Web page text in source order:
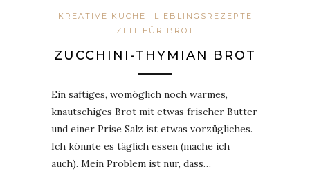
KREATIVE KÜCHE
LIEBLINGSREZEPTE
ZEIT FÜR BROT
ZUCCHINI-THYMIAN BROT
Ein saftiges, womöglich noch warmes,
knautschiges Brot mit etwas frischer Butter
und einer Prise Salz ist etwas vorzügliches.
Ich könnte es täglich essen (mache ich
auch). Mein Problem ist nur, dass…